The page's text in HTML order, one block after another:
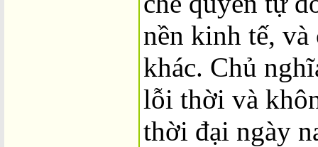
nền kinh tế, và
khác. Chủ
lỗi thời và
thời đại ngày